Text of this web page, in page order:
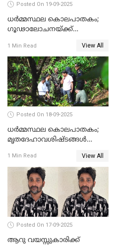
Posted On 19-09-2025
ധർമ്മസ്ഥല കൊലപാതകം;
ഗൂഢാലോചനയ്ക്ക്
1 Min Read View All
Posted On 18-09-2025
ധർമ്മസ്ഥല കൊലപാതകം;
മൃതദേഹാവശിഷ്ടങ്ങൾ
1 Min Read View All
Posted On 17-09-2025
ആറു വയസ്സുകാരിക്ക്